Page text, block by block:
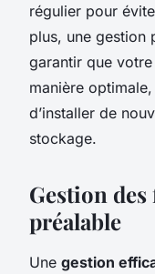
régulier pour
plus, une gestion
garantir que
manière
d’installer de
stockage.
Gestion
préalable
Une gestion